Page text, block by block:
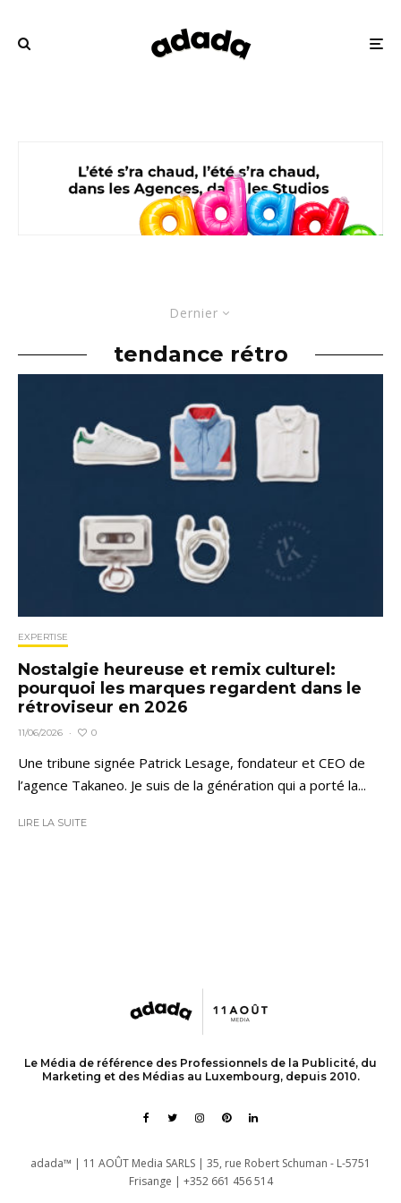
Dernier
tendance rétro
EXPERTISE
Nostalgie heureuse et remix culturel:
pourquoi les marques regardent dans le
rétroviseur en 2026
11/06/2026 · 0
Une tribune signée Patrick Lesage, fondateur et CEO de
l’agence Takaneo. Je suis de la génération qui a porté la...
LIRE LA SUITE
Le Média de référence des Professionnels de la Publicité, du
Marketing et des Médias au Luxembourg, depuis 2010.
adada™ | 11 AOÛT Media SARLS | 35, rue Robert Schuman - L-5751
Frisange | +352 661 456 514